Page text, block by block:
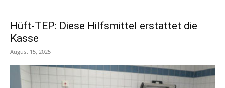
Hüft-TEP: Diese Hilfsmittel erstattet die
Kasse
August 15, 2025